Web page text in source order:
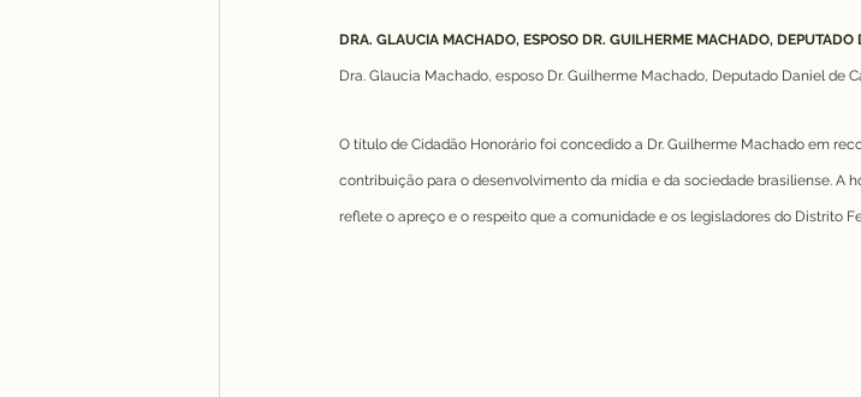
DRA. GLAUCIA MACHADO, ESPOSO DR. GUILHERME MACHADO, DEPUTADO
Dra. Glaucia Machado, esposo Dr. Guilherme Machado, Deputado Daniel de
O título de Cidadão Honorário foi concedido a Dr. Guilherme Machado em
contribuição para o desenvolvimento da mídia e da sociedade brasiliense. A
reflete o apreço e o respeito que a comunidade e os legisladores do Distrito